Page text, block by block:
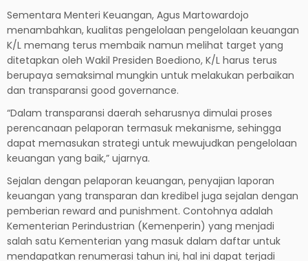
Sementara Menteri Keuangan, Agus Martowardojo
menambahkan, kualitas pengelolaan pengelolaan keuangan
K/L memang terus membaik namun melihat target yang
ditetapkan oleh Wakil Presiden Boediono, K/L harus terus
berupaya semaksimal mungkin untuk melakukan perbaikan
dan transparansi good governance.
“Dalam transparansi daerah seharusnya dimulai proses
perencanaan pelaporan termasuk mekanisme, sehingga
dapat memasukan strategi untuk mewujudkan pengelolaan
keuangan yang baik,” ujarnya.
Sejalan dengan pelaporan keuangan, penyajian laporan
keuangan yang transparan dan kredibel juga sejalan dengan
pemberian reward and punishment. Contohnya adalah
Kementerian Perindustrian (Kemenperin) yang menjadi
salah satu Kementerian yang masuk dalam daftar untuk
mendapatkan renumerasi tahun ini, hal ini dapat terjadi